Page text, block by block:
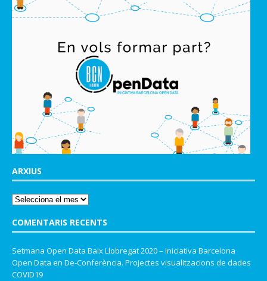
ARXIUS
COMENTARIS RECENTS
Setmana Open Data Baix Llobregat 2020 – Iniciativa Barcelona
Open Data en De-Conferència. Projectes visualitzacions de dades
COVID19